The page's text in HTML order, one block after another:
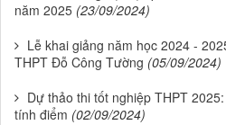
năm 2025 (23/09/2024)
Lễ khai giảng năm học 2024 -
THPT Đỗ Công Tường (05/09/2024)
Dự thảo thi tốt nghiệp THPT
tính điểm (02/09/2024)